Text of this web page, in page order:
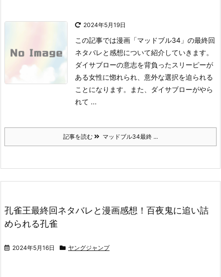
2024年5月19日
この記事では漫画「マッドブル34」の最終回
ネタバレと感想について紹介していきます。
ダイサブローの意志を背負ったスリーピーが
ある女性に惚れられ、意外な選択を迫られる
ことになります。
また、ダイサブローがやら
れて ...
記事を読む マッドブル34最終 ...
孔雀王最終回ネタバレと漫画感想！百夜鬼に追い詰
められる孔雀
2024年5月16日 ヤングジャンプ